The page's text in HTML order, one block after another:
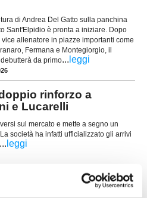
di Andrea Del Gatto sulla panchina
Sant'Elpidio è pronta a iniziare. Dopo
allenatore in piazze importanti come
Fermana e Montegiorgio, il
da primo... leggi
rinforzo a
e Lucarelli
sul mercato e mette a segno un
società ha infatti ufficializzato gli arrivi
... leggi
e Cimadamore sono le